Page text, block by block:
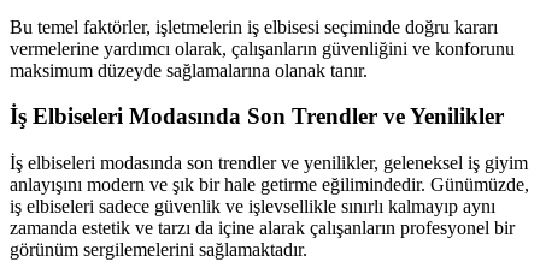
Bu temel faktörler, işletmelerin iş elbisesi seçiminde doğru kararı
vermelerine yardımcı olarak, çalışanların güvenliğini ve konforunu
maksimum düzeyde sağlamalarına olanak tanır.
İş Elbiseleri Modasında Son Trendler ve Yenilikler
İş elbiseleri modasında son trendler ve yenilikler, geleneksel iş giyim
anlayışını modern ve şık bir hale getirme eğilimindedir. Günümüzde,
iş elbiseleri sadece güvenlik ve işlevsellikle sınırlı kalmayıp aynı
zamanda estetik ve tarzı da içine alarak çalışanların profesyonel bir
görünüm sergilemelerini sağlamaktadır.